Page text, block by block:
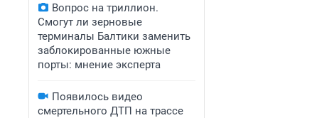
Вопрос на триллион.
Смогут ли зерновые
терминалы Балтики заменить
заблокированные южные
порты: мнение эксперта
Появилось видео
смертельного ДТП на трассе